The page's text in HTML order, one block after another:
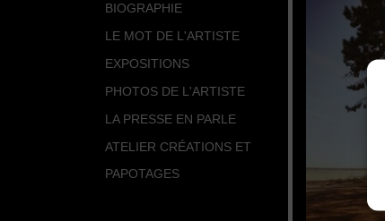
BIOGRAPHIE
LE MOT DE L'ARTISTE
EXPOSITIONS
PHOTOS DE L'ARTISTE
LA PRESSE EN PARLE
ATELIER CRÉATIONS ET
PAPOTAGES